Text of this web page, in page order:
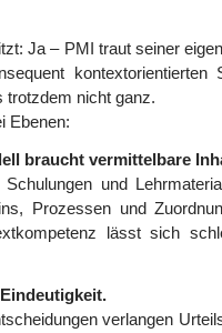
Ja – PMI traut seiner
kontextorientierten
trotzdem nicht ganz.
Ebenen:
braucht vermittelbare
Schulungen und
Prozessen und
lässt sich
verlangen